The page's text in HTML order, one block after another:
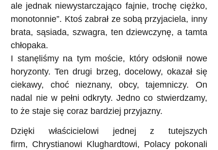
ale jednak niewystarczająco fajnie, trochę ciężko,
monotonnie”. Ktoś zabrał ze sobą przyjaciela, inny
brata, sąsiada, szwagra, ten dziewczynę, a tamta
chłopaka.
I stanęliśmy na tym moście, który odsłonił nowe
horyzonty. Ten drugi brzeg, docelowy, okazał się
ciekawy, choć nieznany, obcy, tajemniczy. On
nadal nie w pełni odkryty. Jedno co stwierdzamy,
to że staje się coraz bardziej przyjazny.
Dzięki właścicielowi jednej z tutejszych
firm, Chrystianowi Klughardtowi, Polacy pokonali